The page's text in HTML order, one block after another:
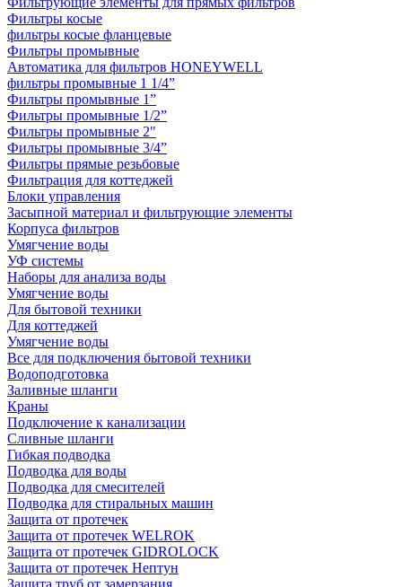
Фильтры косые
фильтры косые фланцевые
Фильтры промывные
Автоматика для фильтров HONEYWELL
фильтры промывные 1 1/4”
Фильтры промывные 1”
Фильтры промывные 1/2”
Фильтры промывные 2"
Фильтры промывные 3/4”
Фильтры прямые резьбовые
Фильтрация для коттеджей
Блоки управления
Засыпной материал и фильтрующие элементы
Корпуса фильтров
Умягчение воды
УФ системы
Наборы для анализа воды
Умягчение воды
Для бытовой техники
Для коттеджей
Умягчение воды
Все для подключения бытовой техники
Водоподготовка
Заливные шланги
Краны
Подключение к канализации
Сливные шланги
Гибкая подводка
Подводка для воды
Подводка для смесителей
Подводка для стиральных машин
Защита от протечек
Защита от протечек WELROK
Защита от протечек GIDROLOCK
Защита от протечек Нептун
Защита труб от замерзания